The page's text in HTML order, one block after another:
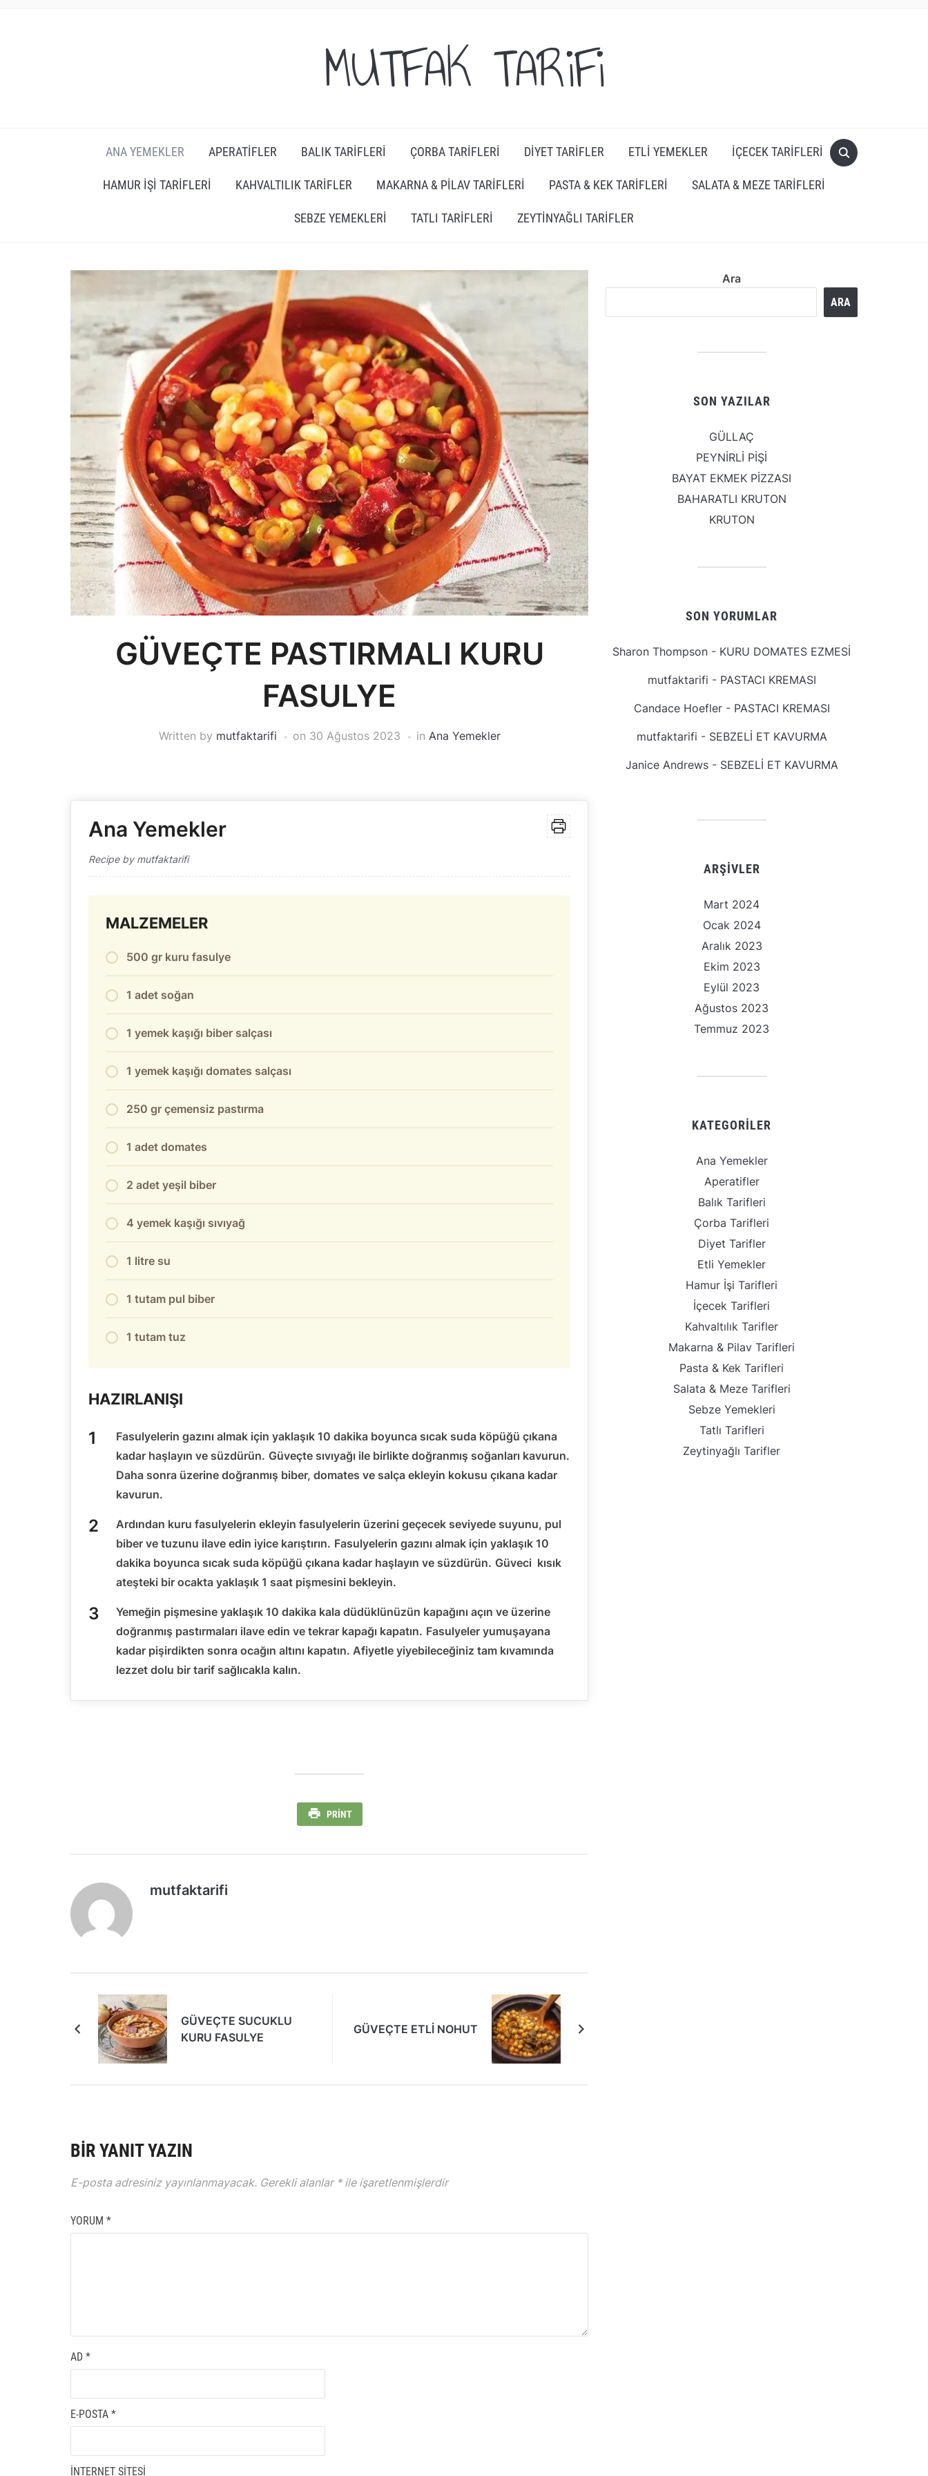
MUTFAK TARiFi
ANA YEMEKLER APERATIFLER BALIK TARIFLERI ÇORBA TARIFLERI DIYET TARIFLER ETLI YEMEKLER İÇECEK TARIFLERI
HAMUR İŞI TARIFLERI KAHVALTILIK TARIFLER MAKARNA & PILAV TARIFLERI PASTA & KEK TARIFLERI SALATA & MEZE TARIFLERI
SEBZE YEMEKLERI TATLI TARIFLERI ZEYTINYAĞLI TARIFLER
GÜVEÇTE PASTIRMALI KURU
FASULYE
Written by mutfaktarifi on 30 Ağustos 2023 in Ana Yemekler
Ana Yemekler
Recipe by mutfaktarifi
MALZEMELER
500 gr kuru fasulye
1 adet soğan
1 yemek kaşığı biber salçası
1 yemek kaşığı domates salçası
250 gr çemensiz pastırma
1 adet domates
2 adet yeşil biber
4 yemek kaşığı sıvıyağ
1 litre su
1 tutam pul biber
1 tutam tuz
HAZIRLANIŞI
Fasulyelerin gazını almak için yaklaşık 10 dakika boyunca sıcak suda köpüğü çıkana
kadar haşlayın ve süzdürün. Güveçte sıvıyağı ile birlikte doğranmış soğanları kavurun.
Daha sonra üzerine doğranmış biber, domates ve salça ekleyin kokusu çıkana kadar
kavurun.
Ardından kuru fasulyelerin ekleyin fasulyelerin üzerini geçecek seviyede suyunu, pul
biber ve tuzunu ilave edin iyice karıştırın. Fasulyelerin gazını almak için yaklaşık 10
dakika boyunca sıcak suda köpüğü çıkana kadar haşlayın ve süzdürün. Güveci kısık
ateşteki bir ocakta yaklaşık 1 saat pişmesini bekleyin.
Yemeğin pişmesine yaklaşık 10 dakika kala düdüklünüzün kapağını açın ve üzerine
doğranmış pastırmaları ilave edin ve tekrar kapağı kapatın. Fasulyeler yumuşayana
kadar pişirdikten sonra ocağın altını kapatın. Afiyetle yiyebileceğiniz tam kıvamında
lezzet dolu bir tarif sağlıcakla kalın.
PRINT
mutfaktarifi
GÜVEÇTE SUCUKLU
KURU FASULYE
GÜVEÇTE ETLİ NOHUT
BIR YANIT YAZIN
E-posta adresiniz yayınlanmayacak. Gerekli alanlar *ile işaretlenmişlerdir
YORUM *
AD *
E-POSTA *
İNTERNET SITESI
Ara
ARA
SON YAZILAR
GÜLLAÇ
PEYNİRLİ PİŞİ
BAYAT EKMEK PİZZASI
BAHARATLI KRUTON
KRUTON
SON YORUMLAR
Sharon Thompson - KURU DOMATES EZMESİ
mutfaktarifi - PASTACI KREMASI
Candace Hoefler- PASTACI KREMASI
mutfaktarifi - SEBZELİ ET KAVURMA
Janice Andrews- SEBZELİ ET KAVURMA
ARŞIVLER
Mart 2024
Ocak 2024
Aralık 2023
Ekim 2023
Eylül 2023
Ağustos 2023
Temmuz 2023
KATEGORILER
Ana Yemekler
Aperatifler
Balık Tarifleri
Çorba Tarifleri
Diyet Tarifler
Etli Yemekler
Hamur İşi Tarifleri
İçecek Tarifleri
Kahvaltılık Tarifler
Makarna & Pilav Tarifleri
Pasta & Kek Tarifleri
Salata & Meze Tarifleri
Sebze Yemekleri
Tatlı Tarifleri
Zeytinyağlı Tarifler